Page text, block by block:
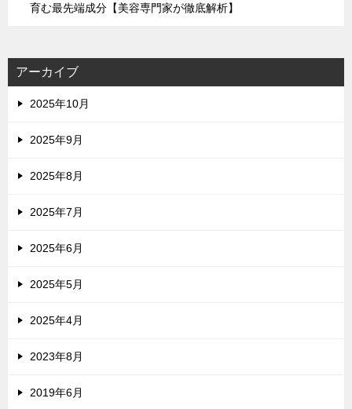
育む最先端成分【美容専門家が徹底解析】
アーカイブ
2025年10月
2025年9月
2025年8月
2025年7月
2025年6月
2025年5月
2025年4月
2023年8月
2019年6月